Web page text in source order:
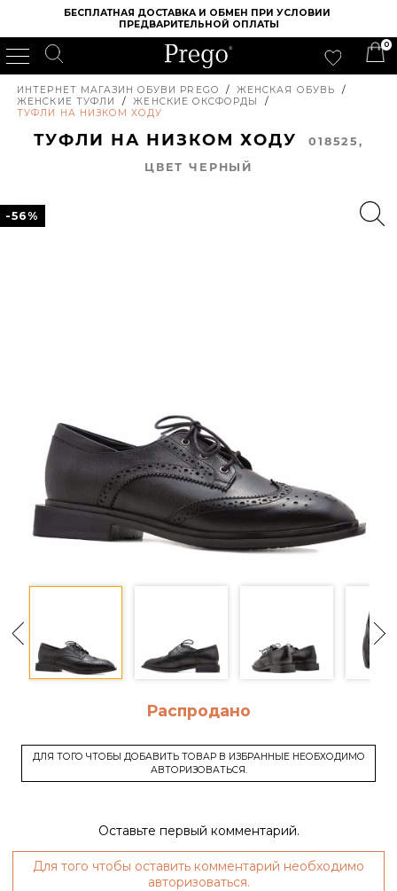
БЕСПЛАТНАЯ ДОСТАВКА И ОБМЕН ПРИ УСЛОВИИ
ПРЕДВАРИТЕЛЬНОЙ ОПЛАТЫ
0
ИНТЕРНЕТ МАГАЗИН ОБУВИ PREGO / ЖЕНСКАЯ ОБУВЬ
/
ЖЕНСКИЕ ТУФЛИ
/ ЖЕНСКИЕ ОКСФОРДЫ
/
ТУФЛИ НА НИЗКОМ ХОДУ
ТУФЛИ НА НИЗКОМ ХОДУ018525,
ЦВЕТ ЧЕРНЫЙ
-56%
Распродано
ДЛЯ ТОГО ЧТОБЫ ДОБАВИТЬ ТОВАР В ИЗБРАННЫЕ НЕОБХОДИМО
АВТОРИЗОВАТЬСЯ.
Оставьте первый комментарий.
Для того чтобы оставить комментарий необходимо
авторизоваться.